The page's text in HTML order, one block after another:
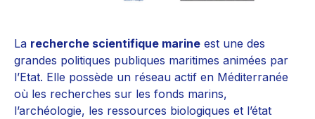
La recherche scientifique marine est une des
grandes politiques publiques maritimes animées par
l’Etat. Elle possède un réseau actif en Méditerranée
où les recherches sur les fonds marins,
l’archéologie, les ressources biologiques et l’état